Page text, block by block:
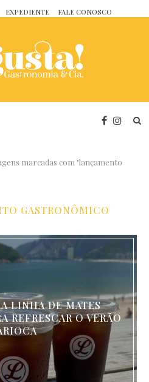
EXPEDIENTE FALE CONOSCO
marcadas com "lançamento
GASTRONÔMICO
LINHA DE MATES
REFRESCAR O VERÃO